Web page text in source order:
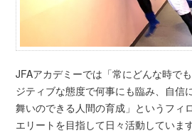
JFAアカデミーでは「常にどんな時で
ジティブな態度で何事にも臨み、自信
舞いのできる人間の育成」というフィ
エリートを目指して日々活動しています